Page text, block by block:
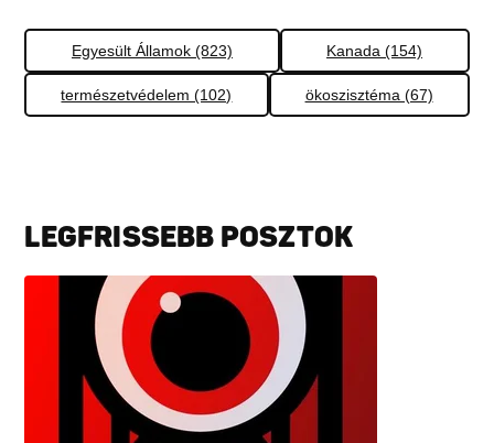
Egyesült Államok (823) Kanada (154)
természetvédelem (102) ökoszisztéma (67)
LEGFRISSEBB POSZTOK